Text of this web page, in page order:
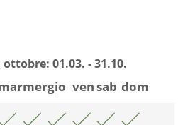
ottobre: 01.03. - 31.10.
mergio vensab dom